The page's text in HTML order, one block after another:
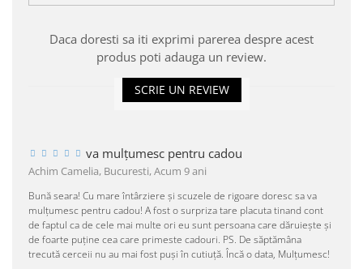
Daca doresti sa iti exprimi parerea despre acest
produs poti adauga un review.
SCRIE UN REVIEW
va mulțumesc pentru cadou
Achim Camelia, Bucuresti,Acum 9 ani
Bună seara! Cu mare întârziere și scuzele de rigoare doresc sa va
mulțumesc pentru cadou! A fost o surpriza tare placuta tinand cont
de faptul ca de cele mai multe ori eu sunt persoana care dăruiește și
de foarte puține cea care primeste cadouri. PS. De săptămâna
trecută cerceii nu au mai fost puși în cutiuță. Încă o data, Mulțumesc!